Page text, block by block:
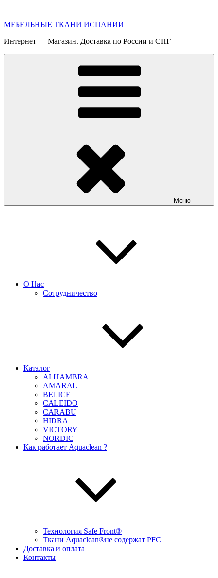
содержимому
МЕБЕЛЬНЫЕ ТКАНИ ИСПАНИИ
Интернет — Магазин. Доставка по России и СНГ
Меню
О Нас
Сотрудничество
Каталог
ALHAMBRA
AMARAL
BELICE
CALEIDO
CARABU
HIDRA
VICTORY
NORDIC
Как работает Aquaclean ?
Технология Safe Front®
Ткани Aquaclean®не содержат PFC
Доставка и оплата
Контакты